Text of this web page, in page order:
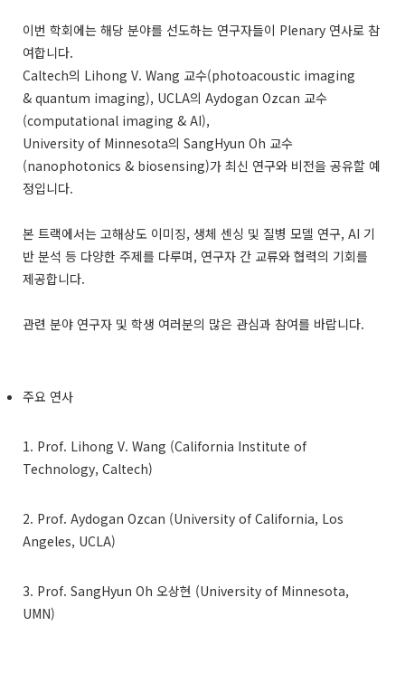
이번 학회에는 해당 분야를 선도하는 연구자들이 Plenary 연사로 참
여합니다.
Caltech의 Lihong V. Wang 교수(photoacoustic imaging
& quantum imaging), UCLA의 Aydogan Ozcan 교수
(computational imaging & AI),
University of Minnesota의 SangHyun Oh 교수
(nanophotonics & biosensing)가 최신 연구와 비전을 공유할 예
정입니다.
본 트랙에서는 고해상도 이미징, 생체 센싱 및 질병 모델 연구, AI 기
반 분석 등 다양한 주제를 다루며, 연구자 간 교류와 협력의 기회를
제공합니다.
관련 분야 연구자 및 학생 여러분의 많은 관심과 참여를 바랍니다.
주요 연사
1. Prof. Lihong V. Wang (California Institute of
Technology, Caltech)
2. Prof. Aydogan Ozcan (University of California, Los
Angeles, UCLA)
3. Prof. SangHyun Oh 오상현 (University of Minnesota,
UMN)